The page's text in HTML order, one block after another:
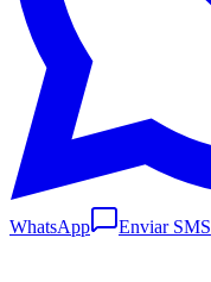
WhatsApp Enviar SMS